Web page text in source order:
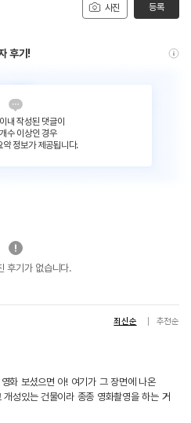
사진 등록
후기!
내 작성된 댓글이
수 이상인 경우
약 정보가 제공됩니다.
후기가 없습니다.
최신순 추천순
화 보셨으면 아! 여기가 그 장면에 나온
성있는 건물이라 종종 영화촬영을 하는 거